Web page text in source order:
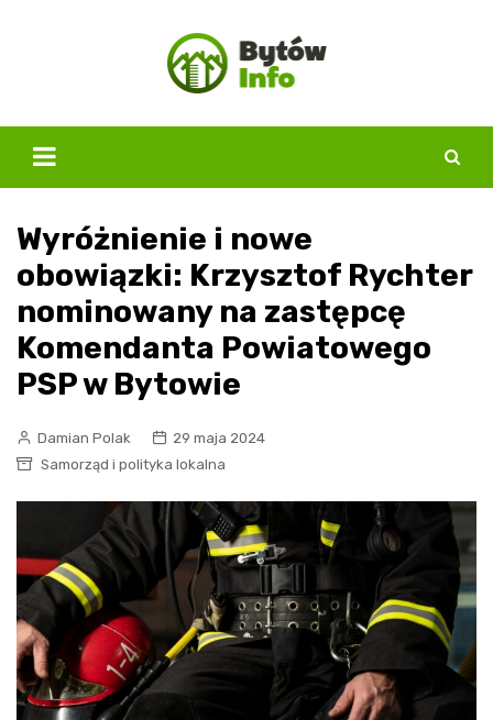
Wyróżnienie i nowe
obowiązki: Krzysztof Rychter
nominowany na zastępcę
Komendanta Powiatowego
PSP w Bytowie
Damian Polak
29 maja 2024
Samorząd i polityka lokalna